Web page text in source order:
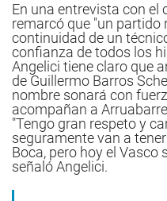
En una entrevista con el
remarcó que "un partido
continuidad de un
confianza de todos los
Angelici tiene claro que
de Guillermo Barros
nombre sonará con
acompañan a
"Tengo gran respeto y
seguramente van a
Boca, pero hoy el Vasco
señaló Angelici.